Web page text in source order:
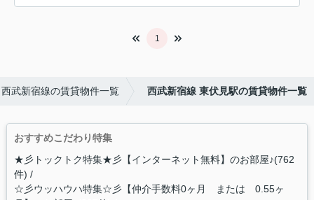
1
西武新宿線の賃貸物件一覧 西武新宿線 東伏見駅の賃貸物件一覧
おすすめこだわり特集
★彡トックトク特集★彡【インターネット無料】のお部屋♪(762
件)
☆彡ウッハウハ特集☆彡【仲介手数料0ヶ月 または 0.55ヶ